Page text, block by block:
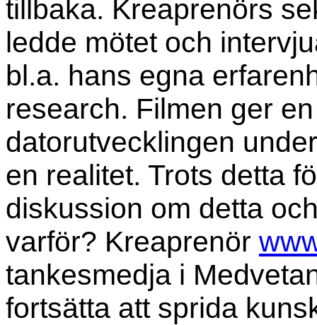
tillbaka. Kreaprenörs
ledde mötet och
bl.a. hans egna
research. Filmen ger
datorutvecklingen
en realitet. Trots detta
diskussion om detta
varför? Kreaprenör
tankesmedja i
fortsätta att sprida